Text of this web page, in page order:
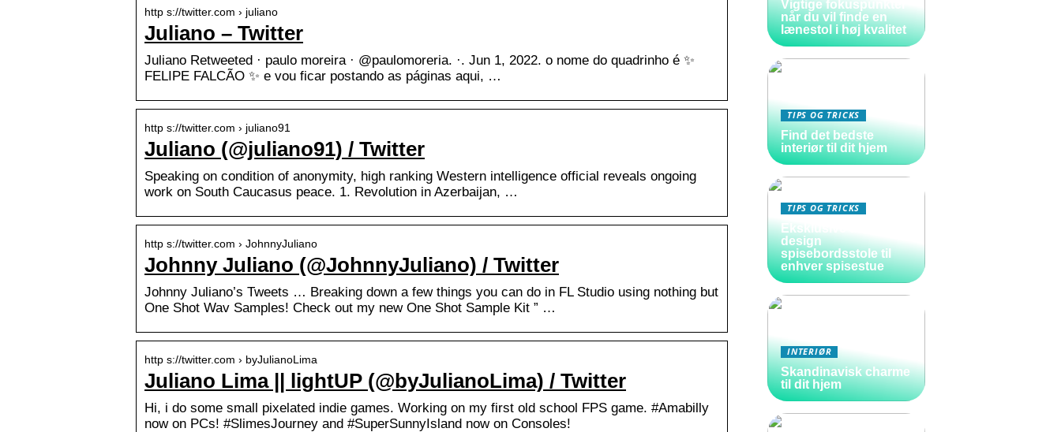
http s://twitter.com › juliano
Juliano – Twitter
Juliano Retweeted · paulo moreira · @paulomoreria. ·. Jun 1, 2022. o nome do quadrinho é ✨
FELIPE FALCÃO ✨ e vou ficar postando as páginas aqui, …
http s://twitter.com › juliano91
Juliano (@juliano91) / Twitter
Speaking on condition of anonymity, high ranking Western intelligence official reveals ongoing
work on South Caucasus peace. 1. Revolution in Azerbaijan, …
http s://twitter.com › JohnnyJuliano
Johnny Juliano (@JohnnyJuliano) / Twitter
Johnny Juliano’s Tweets … Breaking down a few things you can do in FL Studio using nothing but
One Shot Wav Samples! Check out my new One Shot Sample Kit ” …
http s://twitter.com › byJulianoLima
Juliano Lima || lightUP (@byJulianoLima) / Twitter
Hi, i do some small pixelated indie games. Working on my first old school FPS game. #Amabilly
now on PCs! #SlimesJourney and #SuperSunnyIsland now on Consoles!
Vigtige fokuspunkter
når du vil finde en
lænestol i høj kvalitet
TIPS OG TRICKS
Find det bedste
interiør til dit hjem
TIPS OG TRICKS
Eksklusive danske
design
spisebordsstole til
enhver spisestue
INTERIØR
Skandinavisk charme
til dit hjem